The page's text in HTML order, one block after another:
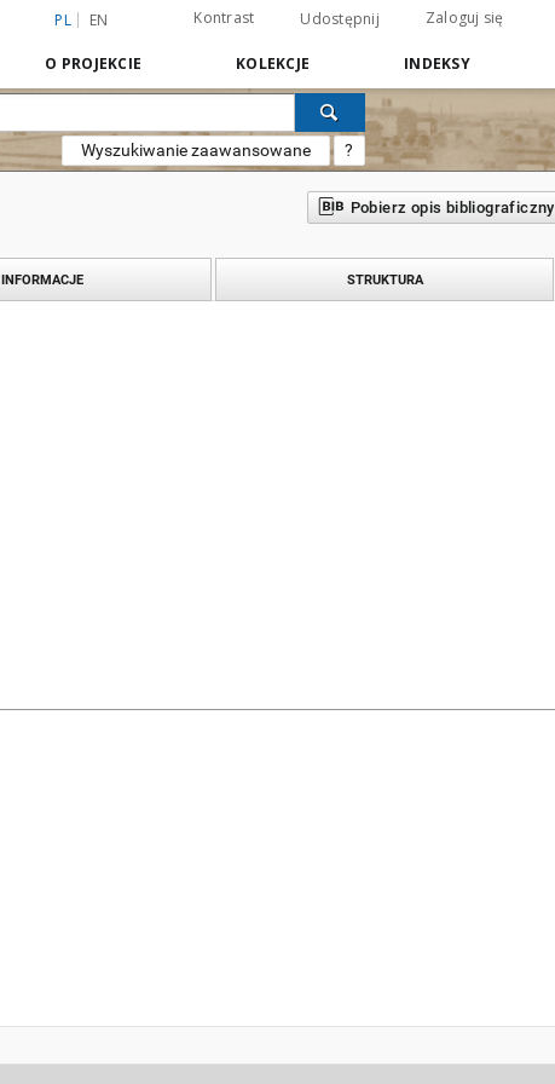
PL EN Kontrast Udostępnij Zaloguj się
O PROJEKCIE KOLEKCJE INDEKSY
Wyszukiwanie zaawansowane ?
Pobierz opis bibliograficzny
INFORMACJE STRUKTURA